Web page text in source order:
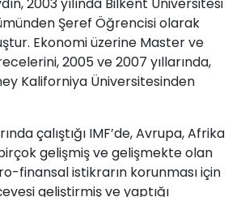
2003 yılında Bilkent Üniversitesi
Şeref Öğrencisi olarak
Ekonomi üzerine Master ve
2005 ve 2007 yıllarında,
Kaliforniya Üniversitesinden
çalıştığı IMF’de, Avrupa, Afrika
gelişmiş ve gelişmekte olan
finansal istikrarın korunması için
geliştirmiş ve yaptığı